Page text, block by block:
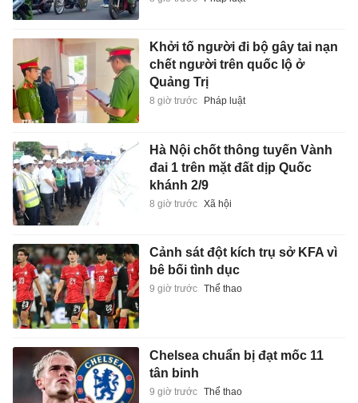
Khởi tố người đi bộ gây tai nạn
chết người trên quốc lộ ở
Quảng Trị
8 giờ trước Pháp luật
Hà Nội chốt thông tuyến Vành
đai 1 trên mặt đất dịp Quốc
khánh 2/9
8 giờ trước Xã hội
Cảnh sát đột kích trụ sở KFA vì
bê bối tình dục
9 giờ trước Thể thao
Chelsea chuẩn bị đạt mốc 11
tân binh
9 giờ trước Thể thao